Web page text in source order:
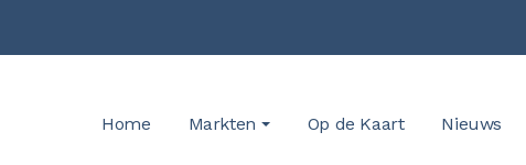
Home Markten Op de Kaart Nieuws